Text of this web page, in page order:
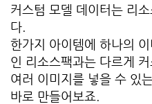
커스텀 모델 데이터는 리
다.
한가지 아이템에 하나의
인 리소스팩과는 다르게
여러 이미지를 넣을 수 있
바로 만들어보죠.